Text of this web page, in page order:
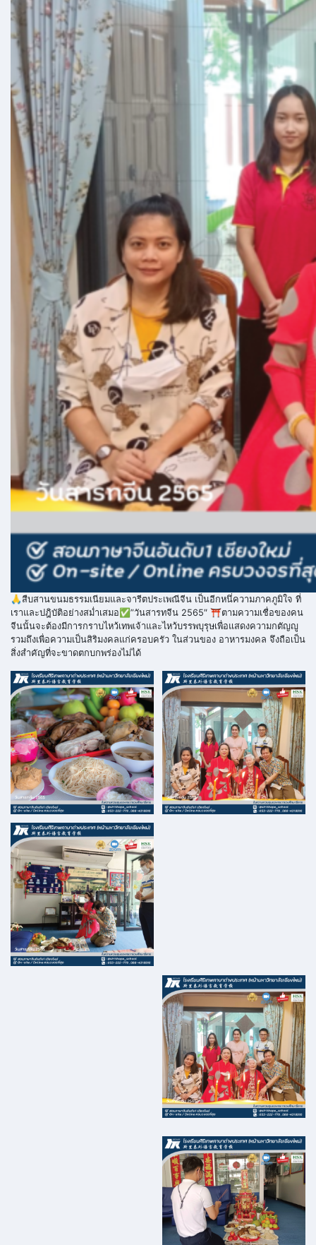
🙏สืบสานขนมธรรมเนียมและจารีตประเพณีจีน เป็นอีกหนึ่ความภาคภูมิใจ ที่
เราและปฎิบัติอย่างสม่ำเสมอ✅”วันสารทจีน 2565″ ⛩️ตามความเชื่อของคน
จีนนั้นจะต้องมีการกราบไหว้เทพเจ้าและไหว้บรรพบุรุษเพื่อแสดงความกตัญญู
รวมถึงเพื่อความเป็นสิริมงคลแก่ครอบครัว ในส่วนของ อาหารมงคล จึงถือเป็น
สิ่งสำคัญที่จะขาดตกบกพร่องไม่ได้